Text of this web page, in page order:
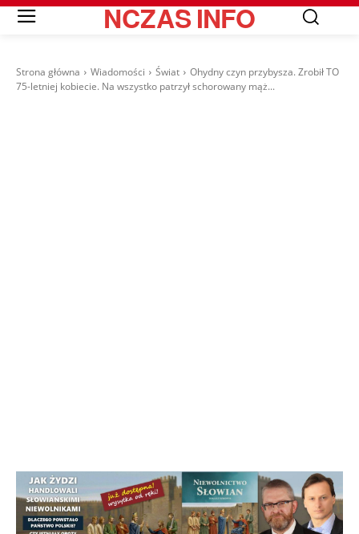
NCZASINFO
Strona główna Wiadomości Świat
Ohydny czyn przybysza. Zrobił TO
75-letniej kobiecie. Na wszystko patrzył schorowany mąż...